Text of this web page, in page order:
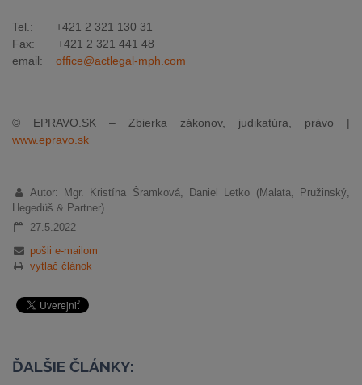
Tel.: +421 2 321 130 31
Fax: +421 2 321 441 48
email: office@actlegal-mph.com
© EPRAVO.SK – Zbierka zákonov, judikatúra, právo |
www.epravo.sk
Autor: Mgr. Kristína Šramková, Daniel Letko (Malata, Pružinský,
Hegedüš & Partner)
27.5.2022
pošli e-mailom
vytlač článok
ĎALŠIE ČLÁNKY: